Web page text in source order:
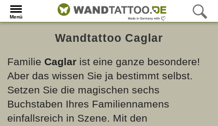
Menü
Wandtattoo Caglar
Familie Caglar ist eine ganze besondere!
Aber das wissen Sie ja bestimmt selbst.
Setzen Sie die magischen sechs
Buchstaben Ihres Familiennamens
einfallsreich in Szene. Mit den